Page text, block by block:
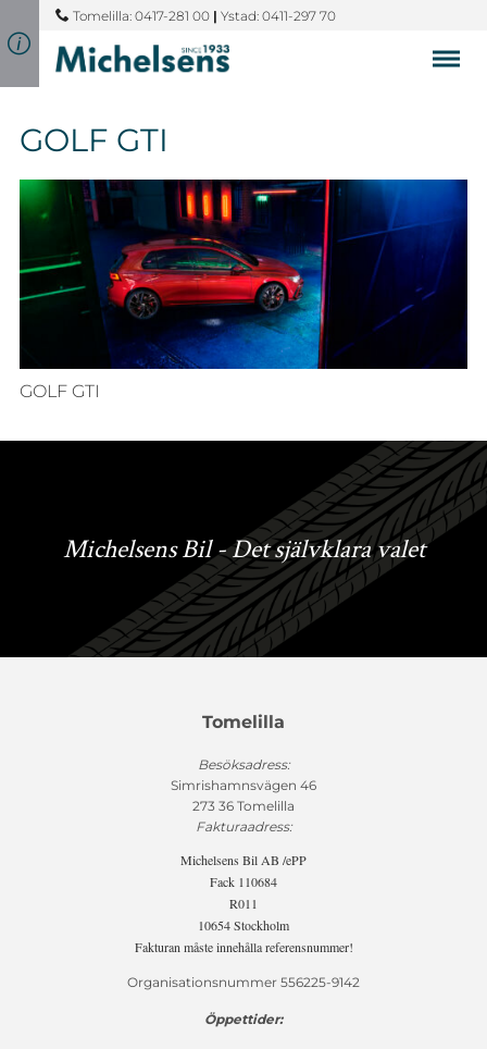
Tomelilla: 0417-281 00 | Ystad: 0411-297 70
GOLF GTI
GOLF GTI
Michelsens Bil - Det självklara valet
Tomelilla
Besöksadress:
Simrishamnsvägen 46
273 36 Tomelilla
Fakturaadress:
Michelsens Bil AB /ePP
Fack 110684
R011
10654 Stockholm
Fakturan måste innehålla referensnummer!
Organisationsnummer 556225-9142
Öppettider: